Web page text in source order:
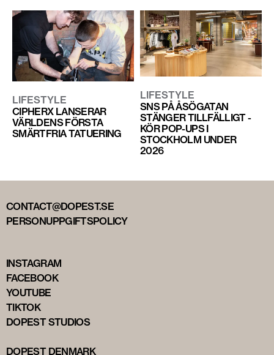
LIFESTYLE
CIPHERX LANSERAR
VÄRLDENS FÖRSTA
SMÄRTFRIA TATUERING
LIFESTYLE
SNS PÅ ÅSÖGATAN
STÄNGER TILLFÄLLIGT -
KÖR POP-UPS I
STOCKHOLM UNDER
2026
CONTACT@DOPEST.SE
PERSONUPPGIFTSPOLICY
INSTAGRAM
FACEBOOK
YOUTUBE
TIKTOK
DOPEST STUDIOS
DOPEST DENMARK